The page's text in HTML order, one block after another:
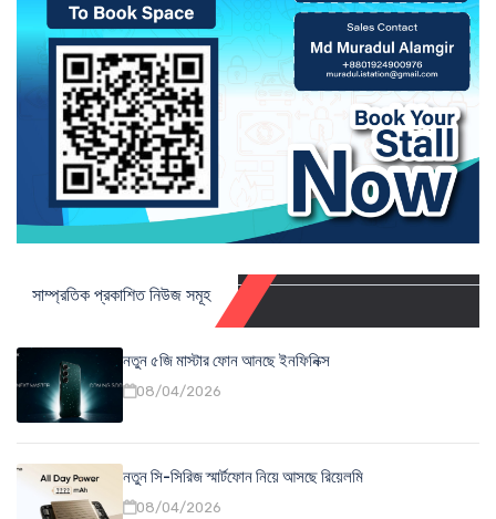
সাম্প্রতিক প্রকাশিত নিউজ সমূহ
নতুন ৫জি মাস্টার ফোন আনছে ইনফিনিক্স
08/04/2026
নতুন সি-সিরিজ স্মার্টফোন নিয়ে আসছে রিয়েলমি
08/04/2026